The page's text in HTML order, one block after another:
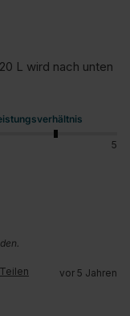
L wird nach unten
5
Teilen vor 5 Jahren